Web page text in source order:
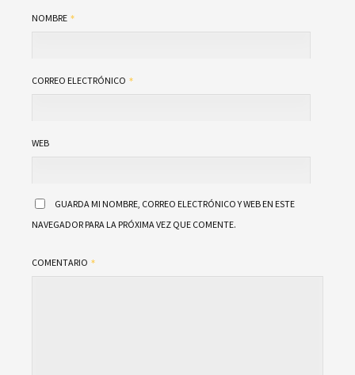
NOMBRE
CORREO ELECTRÓNICO
WEB
GUARDA MI NOMBRE, CORREO ELECTRÓNICO Y WEB EN ESTE
NAVEGADOR PARA LA PRÓXIMA VEZ QUE COMENTE.
COMENTARIO